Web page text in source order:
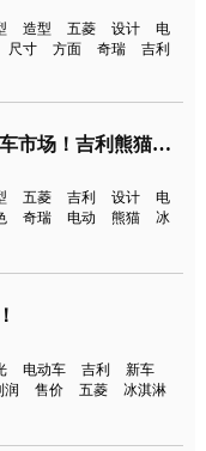
造型 五菱 设计
电
尺寸 方面 奇瑞
吉利
又一车企抢占微型车市场！吉利熊猫mini将于广州车展亮相
五菱 吉利 设计
电
奇瑞 电动 熊猫
冰
电动车 吉利
新车
润 售价 五菱
冰淇淋